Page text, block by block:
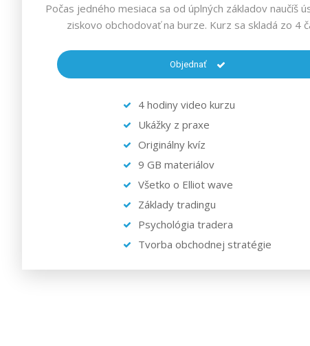
Počas jedného mesiaca sa od úplných základov naučíš
ziskovo obchodovať na burze. Kurz sa skladá zo 4
Objednať
4 hodiny video kurzu
Ukážky z praxe
Originálny kvíz
9 GB materiálov
Všetko o Elliot wave
Základy tradingu
Psychológia tradera
Tvorba obchodnej stratégie